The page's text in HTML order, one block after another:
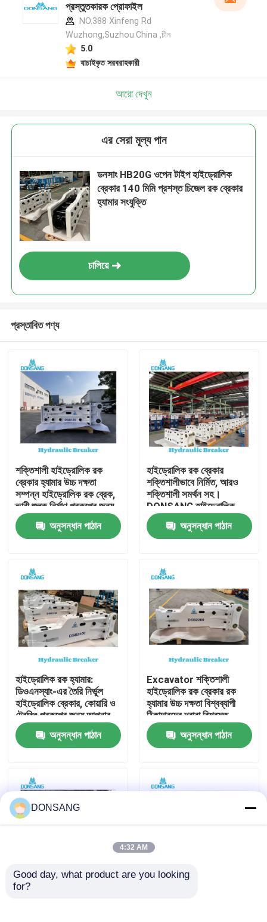
বাড়ি
পণ্য
VR প্রদর্শন
আমাদের সম্পর্কে
কারখানা ভ্রমণ
যোগাযোগ করুন
হাইড্রোলিক রক ব্রেকার
প্রস্তুতকারক প্রোফাইল
NO.388 Xinfeng Rd
Wuzhong,Suzhou.China ,চীন
5.0
যাচাইকৃত সরবরাহকারী
আরো দেখুন
এর সেরা মূল্য পান
ডনসাং HB20G ওপেন টাইপ হাইড্রোলিক
ব্রেকার 140 মিমি প্রশস্ত চিজেল রক ব্রেকার
হ্যামার সংযুক্তি
চালিয়ে
প্রস্তাবিত পণ্য
শক্তিশালী হাইড্রোলিক রক
ব্রেকার হ্যামার উচ্চ দক্ষতা
সম্পন্ন হাইড্রোলিক রক ব্রেক,
ভারী শুল্ক নির্মাণ প্রকল্পের জন্য,
পাথর ভাঙ্গা থেকে পুনর্ব্যবহার
পর্যন্ত DONSANG বহুমুখী
হাইড্রোলিক ব্রেকার, OEM
অনুসন্ধান পাঠান
হাইড্রোলিক রক ব্রেকার
শক্তিশালীভাবে নির্মিত, আরও
শক্তিশালী সমর্থন সহ।
DONSANG হাইড্রোলিক
ব্রেকার, ২৪/৭ বিশেষজ্ঞ সহায়তা
সহ। হাইড্রোলিক রক হ্যামার
অ্যাটাচমেন্ট, নির্মাণ যন্ত্রাংশ
অনুসন্ধান পাঠান
হাইড্রোলিক রক হ্যামার:
ডিওএনস্যাং-এর তৈরি নির্ভুল
হাইড্রোলিক ব্রেকার, কোয়ারি ও
ট্রেঞ্চিং প্রকল্পের জন্য আপনার
ভালো সহযোগী
অনুসন্ধান পাঠান
Excavator শক্তিশালী
হাইড্রোলিক রক ব্রেকার রক
হ্যামার উচ্চ দক্ষতা বিশ্বব্যাপী
ঠিকাদারদের দ্বারা বিশ্বস্ত
DONSANG লাইফটাইম
রক্ষণাবেক্ষণ নির্দেশিকা সহ
হাইড্রোলিক ব্রেকার
অনুসন্ধান পাঠান
হাইড্রোলিক ব্রেকার হ্যামার
DONSANG
4:32 AM
Good day, what product are you looking
for?